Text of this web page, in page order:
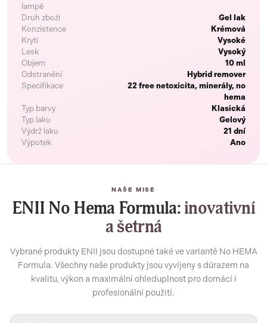
lampě
Druh zboží
Gel lak
Konzistence
Krémová
Krytí
Vysoké
Lesk
Vysoký
Objem
10 ml
Odstranění
Hybrid remover
Specifikace
22 free netoxicita, minerály, no
hema
Typ barvy
Klasická
Typ laku
Gelový
Výdrž laku
21 dní
Výpotek
Ano
NAŠE MISE
ENII No Hema Formula:inovativní
a šetrná
Vybrané produkty ENII jsou dostupné také ve variantě No HEMA
Formula. Všechny naše produkty jsou vyvíjeny s důrazem na
kvalitu, výkon a maximální ohleduplnost pro domácí i
profesionální použití.